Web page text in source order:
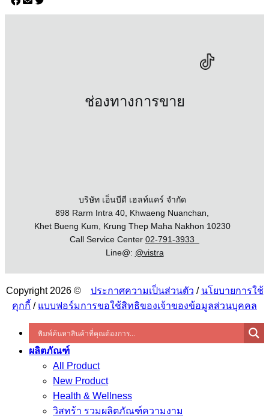
ช่องทางการขาย
บริษัท เอ็นบีดี เฮลท์แคร์ จำกัด
898 Rarm Intra 40, Khwaeng Nuanchan,
Khet Bueng Kum, Krung Thep Maha Nakhon 10230
Call Service Center 02-791-3933
Line@: @vistra
Copyright 2026 © ประกาศความเป็นส่วนตัว / นโยบายการใช้
คุกกี้ / แบบฟอร์มการขอใช้สิทธิของเจ้าของข้อมูลส่วนบุคคล
ผลิตภัณฑ์
All Product
New Product
Health & Wellness
วิสทร้า รวมผลิตภัณฑ์ความงาม